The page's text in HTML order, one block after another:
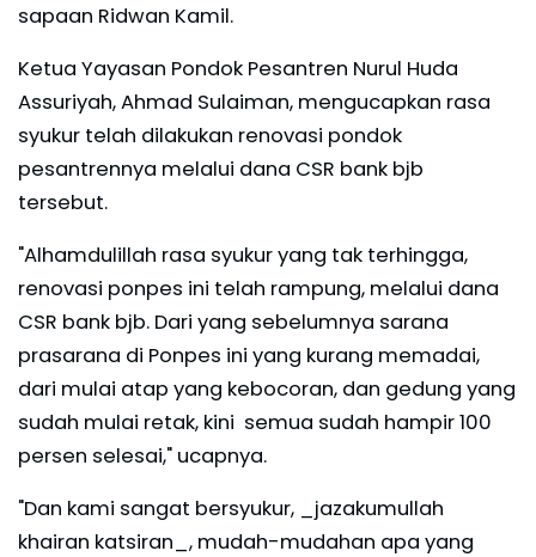
sapaan Ridwan Kamil.
Ketua Yayasan Pondok Pesantren Nurul Huda
Assuriyah, Ahmad Sulaiman, mengucapkan rasa
syukur telah dilakukan renovasi pondok
pesantrennya melalui dana CSR bank bjb
tersebut.
"Alhamdulillah rasa syukur yang tak terhingga,
renovasi ponpes ini telah rampung, melalui dana
CSR bank bjb. Dari yang sebelumnya sarana
prasarana di Ponpes ini yang kurang memadai,
dari mulai atap yang kebocoran, dan gedung yang
sudah mulai retak, kini semua sudah hampir 100
persen selesai," ucapnya.
"Dan kami sangat bersyukur, _jazakumullah
khairan katsiran_, mudah-mudahan apa yang